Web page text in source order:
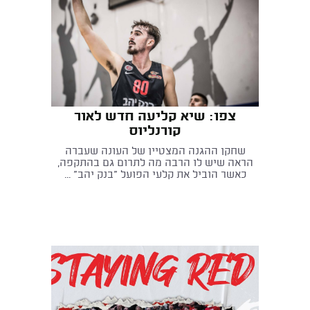
צפו: שיא קליעה חדש לאור
קורנליוס
שחקן ההגנה המצטיין של העונה שעברה
הראה שיש לו הרבה מה לתרום גם בהתקפה,
כאשר הוביל את קלעי הפועל "בנק יהב" ...